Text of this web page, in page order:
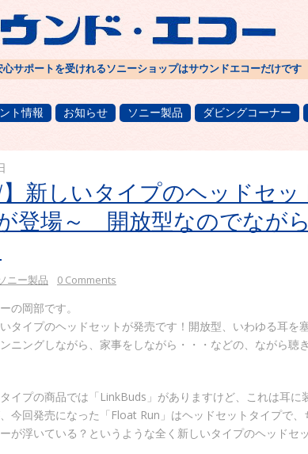
サポートを受けれるソニーショップはサウンドエコーだけです
ト情報 お知らせ ソニー製品 ダビングコーナー
】新しいタイプのヘッドセ
登場～ 開放型なのでなが
ニー製品 0 Comments
の岡部です。
タイプのヘッドセットが発売です！開放型、いわゆる耳を
ニングしながら、家事をしながら・・・などの、ながら聴
イプの商品では「LinkBuds」がありますけど、これは耳に
今回発売になった「Float Run」はヘッドセットタイプで
が浮いている？というような全く新しいタイプのヘッドセッ